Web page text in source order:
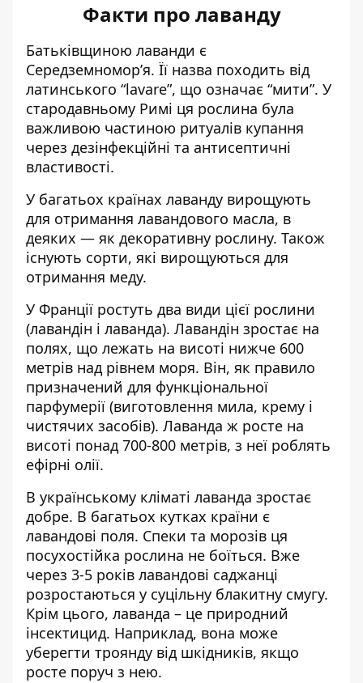
Факти про лаванду
Батьківщиною лаванди є
Середземномор’я. Її назва походить від
латинського “lavare”, що означає “мити”. У
стародавньому Римі ця рослина була
важливою частиною ритуалів купання
через дезінфекційні та антисептичні
властивості.
У багатьох країнах лаванду вирощують
для отримання лавандового масла, в
деяких — як декоративну рослину. Також
існують сорти, які вирощуються для
отримання меду.
У Франції ростуть два види цієї рослини
(лавандін і лаванда). Лавандін зростає на
полях, що лежать на висоті нижче 600
метрів над рівнем моря. Він, як правило
призначений для функціональної
парфумерії (виготовлення мила, крему і
чистячих засобів). Лаванда ж росте на
висоті понад 700-800 метрів, з неї роблять
ефірні олії.
В українському кліматі лаванда зростає
добре. В багатьох кутках країни є
лавандові поля. Спеки та морозів ця
посухостійка рослина не боїться. Вже
через 3-5 років лавандові саджанці
розростаються у суцільну блакитну смугу.
Крім цього, лаванда – це природний
інсектицид. Наприклад, вона може
уберегти троянду від шкідників, якщо
росте поруч з нею.